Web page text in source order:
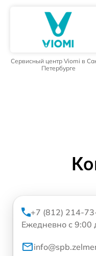
Сервисный центр Viomi в
Петербурге
+7 (812) 214-
Ежедневно с 9:00